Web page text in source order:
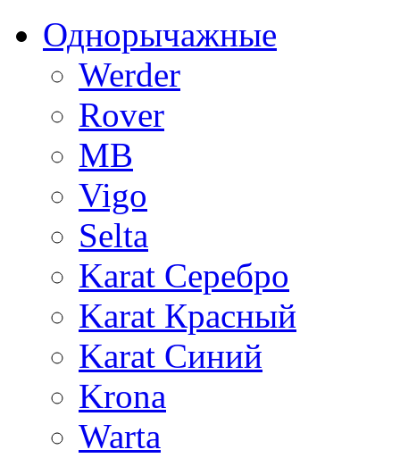
Однорычажные
Werder
Rover
MB
Vigo
Selta
Karat Серебро
Karat Красный
Karat Синий
Krona
Warta